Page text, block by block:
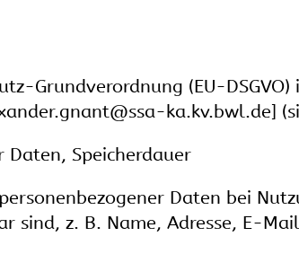
Grundverordnung (EU-
ka.kv.bwl.de]
Speicherdauer
Daten bei
sind, z. B. Name, Adresse, E-